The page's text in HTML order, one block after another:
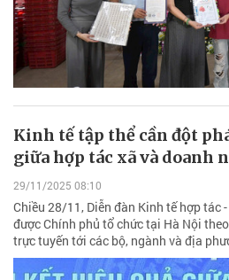
Kinh tế tập thể cần đột
giữa hợp tác xã và doanh
29/11/2025 08:10
Chiều 28/11, Diễn đàn Kinh tế hợp tác
được Chính phủ tổ chức tại Hà Nội
trực tuyến tới các bộ, ngành và địa